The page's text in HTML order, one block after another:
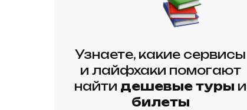
Узнаете, какие сервисы
и лайфхаки помогают
найти дешевые туры и
билеты